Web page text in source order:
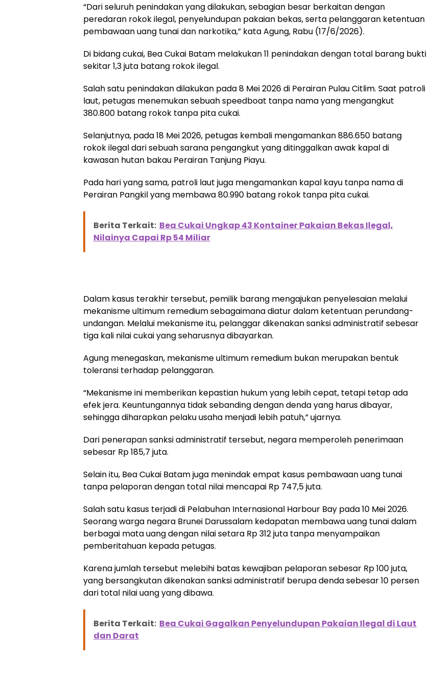
“Dari seluruh penindakan yang dilakukan, sebagian besar berkaitan dengan
peredaran rokok ilegal, penyelundupan pakaian bekas, serta pelanggaran ketentuan
pembawaan uang tunai dan narkotika,” kata Agung, Rabu (17/6/2026).
Di bidang cukai, Bea Cukai Batam melakukan 11 penindakan dengan total barang bukti
sekitar 1,3 juta batang rokok ilegal.
Salah satu penindakan dilakukan pada 8 Mei 2026 di Perairan Pulau Citlim. Saat patroli
laut, petugas menemukan sebuah speedboat tanpa nama yang mengangkut
380.800 batang rokok tanpa pita cukai.
Selanjutnya, pada 18 Mei 2026, petugas kembali mengamankan 886.650 batang
rokok ilegal dari sebuah sarana pengangkut yang ditinggalkan awak kapal di
kawasan hutan bakau Perairan Tanjung Piayu.
Pada hari yang sama, patroli laut juga mengamankan kapal kayu tanpa nama di
Perairan Pangkil yang membawa 80.990 batang rokok tanpa pita cukai.
Berita Terkait: Bea Cukai Ungkap 43 Kontainer Pakaian Bekas Ilegal,
Nilainya Capai Rp 54 Miliar
Dalam kasus terakhir tersebut, pemilik barang mengajukan penyelesaian melalui
mekanisme ultimum remedium sebagaimana diatur dalam ketentuan perundang-
undangan. Melalui mekanisme itu, pelanggar dikenakan sanksi administratif sebesar
tiga kali nilai cukai yang seharusnya dibayarkan.
Agung menegaskan, mekanisme ultimum remedium bukan merupakan bentuk
toleransi terhadap pelanggaran.
“Mekanisme ini memberikan kepastian hukum yang lebih cepat, tetapi tetap ada
efek jera. Keuntungannya tidak sebanding dengan denda yang harus dibayar,
sehingga diharapkan pelaku usaha menjadi lebih patuh,” ujarnya.
Dari penerapan sanksi administratif tersebut, negara memperoleh penerimaan
sebesar Rp 185,7 juta.
Selain itu, Bea Cukai Batam juga menindak empat kasus pembawaan uang tunai
tanpa pelaporan dengan total nilai mencapai Rp 747,5 juta.
Salah satu kasus terjadi di Pelabuhan Internasional Harbour Bay pada 10 Mei 2026.
Seorang warga negara Brunei Darussalam kedapatan membawa uang tunai dalam
berbagai mata uang dengan nilai setara Rp 312 juta tanpa menyampaikan
pemberitahuan kepada petugas.
Karena jumlah tersebut melebihi batas kewajiban pelaporan sebesar Rp 100 juta,
yang bersangkutan dikenakan sanksi administratif berupa denda sebesar 10 persen
dari total nilai uang yang dibawa.
Berita Terkait: Bea Cukai Gagalkan Penyelundupan Pakaian Ilegal di Laut
dan Darat